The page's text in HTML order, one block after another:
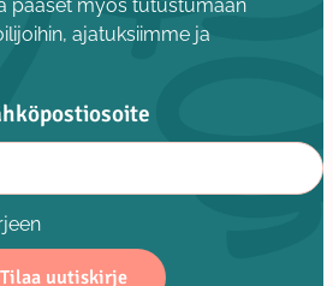
pääset myös tutustumaan
ajatuksiimme ja